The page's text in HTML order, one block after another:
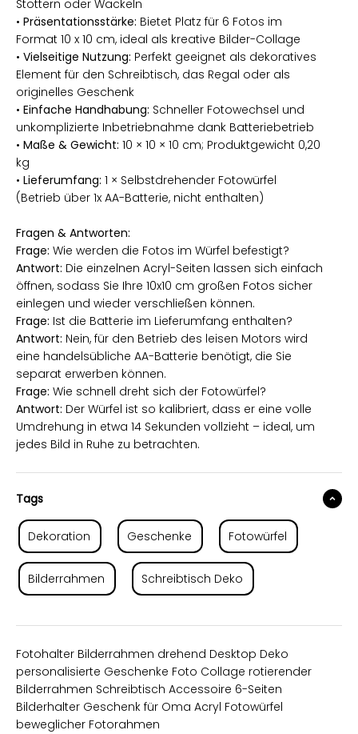
Stottern oder Wackeln
• Präsentationsstärke: Bietet Platz für 6 Fotos im
Format 10 x 10 cm, ideal als kreative Bilder-Collage
• Vielseitige Nutzung: Perfekt geeignet als dekoratives
Element für den Schreibtisch, das Regal oder als
originelles Geschenk
• Einfache Handhabung: Schneller Fotowechsel und
unkomplizierte Inbetriebnahme dank Batteriebetrieb
• Maße & Gewicht: 10 × 10 × 10 cm; Produktgewicht 0,20
kg
• Lieferumfang: 1 × Selbstdrehender Fotowürfel
(Betrieb über 1x AA-Batterie, nicht enthalten)
Fragen & Antworten:
Frage: Wie werden die Fotos im Würfel befestigt?
Antwort: Die einzelnen Acryl-Seiten lassen sich einfach
öffnen, sodass Sie Ihre 10x10 cm großen Fotos sicher
einlegen und wieder verschließen können.
Frage: Ist die Batterie im Lieferumfang enthalten?
Antwort: Nein, für den Betrieb des leisen Motors wird
eine handelsübliche AA-Batterie benötigt, die Sie
separat erwerben können.
Frage: Wie schnell dreht sich der Fotowürfel?
Antwort: Der Würfel ist so kalibriert, dass er eine volle
Umdrehung in etwa 14 Sekunden vollzieht – ideal, um
jedes Bild in Ruhe zu betrachten.
Tags
Dekoration Geschenke Fotowürfel
Bilderrahmen Schreibtisch Deko
Fotohalter Bilderrahmen drehend Desktop Deko
personalisierte Geschenke Foto Collage rotierender
Bilderrahmen Schreibtisch Accessoire 6-Seiten
Bilderhalter Geschenk für Oma Acryl Fotowürfel
beweglicher Fotorahmen